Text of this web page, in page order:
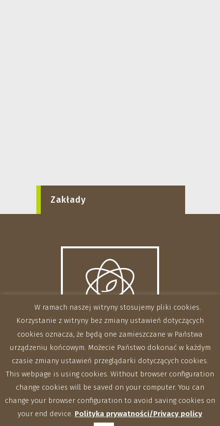
Zakłady
W ramach naszej witryny stosujemy pliki cookies.
Korzystanie z witryny bez zmiany ustawień dotyczących
cookies oznacza, że będą one zamieszczane w Państwa
urządzeniu końcowym. Możecie Państwo dokonać w każdym
czasie zmiany ustawień przeglądarki dotyczących cookies.
This webpage is using cookies. Without browser configuration
change cookies will be saved on your computer. You can
change your browser configuration to avoid saving cookies on
your end device. Polityka prywatności/Privacy policy